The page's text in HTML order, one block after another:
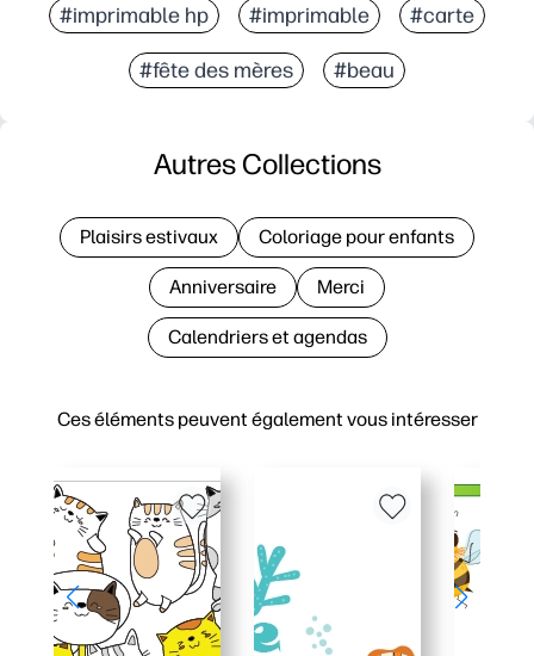
#imprimable hp #imprimable #carte
#fête des mères #beau
Ces éléments peuvent également vous intéresser
Autres Collections
Plaisirs estivaux Coloriage pour enfants
Anniversaire Merci
Calendriers et agendas